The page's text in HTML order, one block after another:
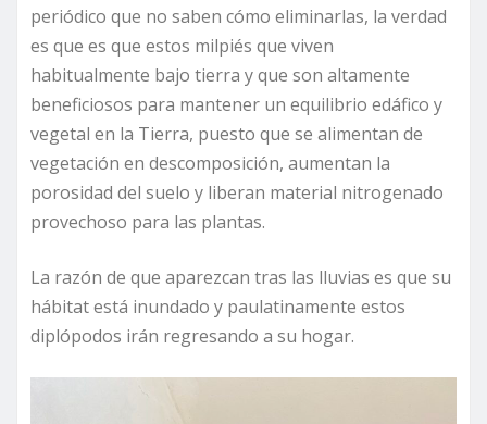
periódico que no saben cómo eliminarlas, la verdad
es que es que estos milpiés que viven
habitualmente bajo tierra y que son altamente
beneficiosos para mantener un equilibrio edáfico y
vegetal en la Tierra, puesto que se alimentan de
vegetación en descomposición, aumentan la
porosidad del suelo y liberan material nitrogenado
provechoso para las plantas.
La razón de que aparezcan tras las lluvias es que su
hábitat está inundado y paulatinamente estos
diplópodos irán regresando a su hogar.